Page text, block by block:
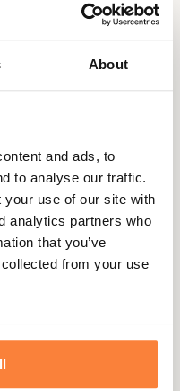
About
and ads, to
to analyse our traffic.
your use of our site with
analytics partners who
that you’ve
from your use